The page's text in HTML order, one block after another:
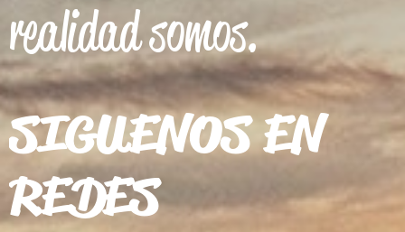
realidad somos.
SIGUENOS EN
REDES